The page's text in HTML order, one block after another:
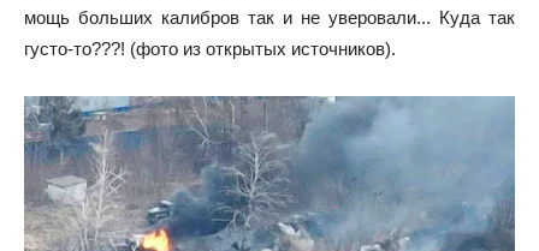
мощь больших калибров так и не уверовали... Куда так
густо-то???! (фото из открытых источников).